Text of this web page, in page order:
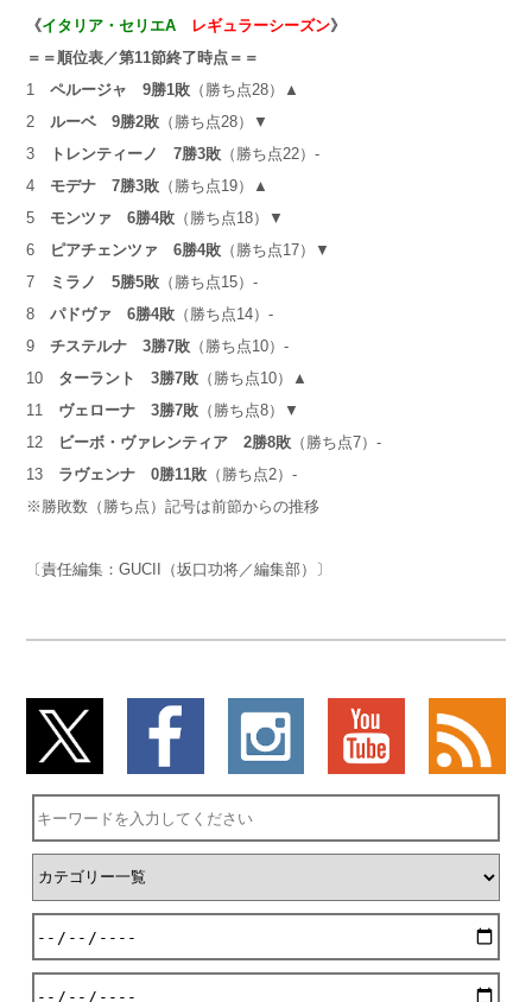
《イタリア・セリエA レギュラーシーズン》
＝＝順位表／第11節終了時点＝＝
1ペルージャ9勝1敗 （勝ち点28）▲
2ルーベ 9勝2敗 （勝ち点28）▼
3
トレンティーノ 7勝3敗 （勝ち点22）-
4 モデナ7勝3敗 （勝ち点19）▲
5 モンツァ6勝4敗 （勝ち点18）▼
6
ピアチェンツァ 6勝4敗 （勝ち点17）▼
7
ミラノ5勝5敗 （勝ち点15）-
8パドヴァ6勝4敗 （勝ち点14）-
9チステルナ3勝7敗 （勝ち点10）-
10 ターラント3勝7敗 （勝ち点10）▲
11 ヴェローナ3勝7敗 （勝ち点8）▼
12
ビーボ・ヴァレンティア2勝8敗 （勝ち点7）-
13 ラヴェンナ0勝11敗 （勝ち点2）-
※勝敗数（勝ち点）記号は前節からの推移
〔責任編集：GUCII（坂口功将／編集部）〕